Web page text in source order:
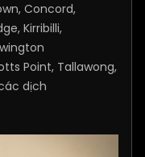
Concord,
Kirribilli,
Point, Tallawong,
dịch